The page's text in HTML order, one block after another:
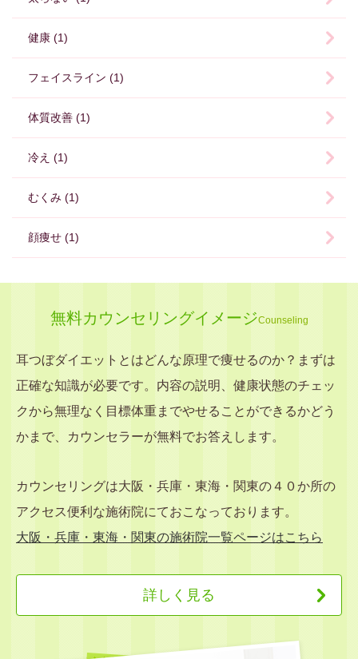
健康 (1)
フェイスライン (1)
体質改善 (1)
冷え (1)
むくみ (1)
顔痩せ (1)
無料カウンセリングイメージCounseling
耳つぼダイエットとはどんな原理で痩せるのか？まずは
正確な知識が必要です。内容の説明、健康状態のチェッ
クから無理なく目標体重までやせることができるかどう
かまで、カウンセラーが無料でお答えします。
カウンセリングは大阪・兵庫・東海・関東の４０か所の
アクセス便利な施術院にておこなっております。
大阪・兵庫・東海・関東の施術院一覧ページはこちら
詳しく見る